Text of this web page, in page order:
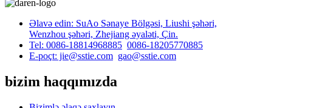
Əlavə edin: SuAo Sənaye Bölgəsi, Liushi şəhəri,
Wenzhou şəhəri, Zhejiang əyaləti, Çin.
Tel: 0086-18814968885 0086-18205770885
E-poçt: jie@sstie.com gao@sstie.com
bizim haqqımızda